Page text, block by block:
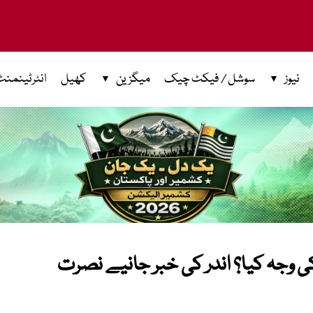
نیوز سوشل / فیکٹ چیک میگزین کھیل
وجہ کیا؟ اندر کی خبر جانیے نصرت